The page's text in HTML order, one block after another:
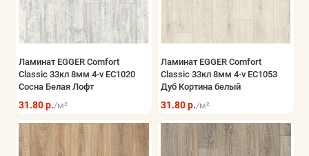
Ламинат EGGER Comfort
Classic 33кл 8мм 4-v EC1020
Сосна Белая Лофт
31.80 р./м²
Ламинат EGGER Comfort
Classic 33кл 8мм 4-v EC1053
Дуб Кортина белый
31.80 р./м²